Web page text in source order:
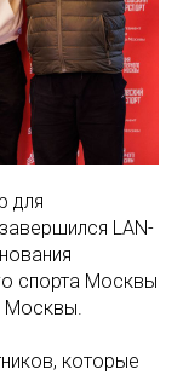
для
LAN-
спорта Москвы
Москвы.
которые